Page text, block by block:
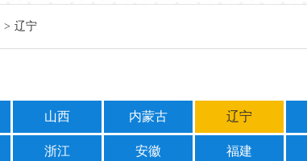
> 辽宁
山西 内蒙古 辽宁
浙江 安徽 福建